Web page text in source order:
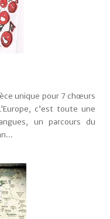
unique pour 7 chœurs
c’est toute une
un parcours du